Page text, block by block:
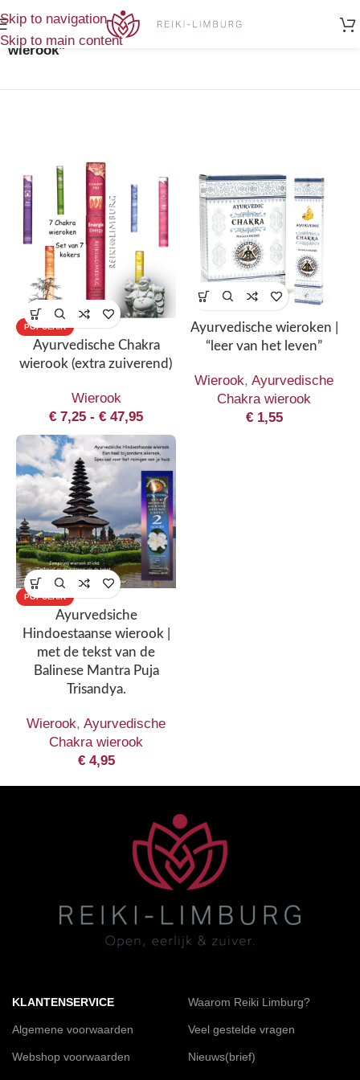
Skip to navigation
Skip to main content
Producten getagged “zuivere
wierook”
POPULAIR
Ayurvedische Chakra
wierook (extra zuiverend)
Wierook
€ 7,25 - € 47,95
Ayurvedische wieroken |
“leer van het leven”
Wierook, Ayurvedische
Chakra wierook
€1,55
POPULAIR
Ayurvedsiche
Hindoestaanse wierook |
met de tekst van de
Balinese Mantra Puja
Trisandya.
Wierook, Ayurvedische
Chakra wierook
€4,95
KLANTENSERVICE
Algemene voorwaarden
Webshop voorwaarden
Waarom Reiki Limburg?
Veel gestelde vragen
Nieuws(brief)